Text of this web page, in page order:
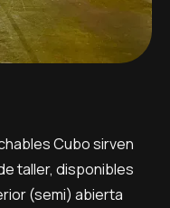
Cubo sirven
taller, disponibles
(semi) abierta